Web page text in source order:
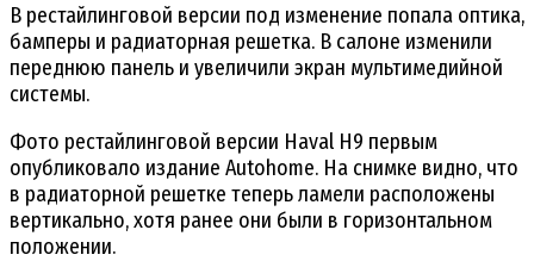
В рестайлинговой версии под изменение попала оптика,
бамперы и радиаторная решетка. В салоне изменили
переднюю панель и увеличили экран мультимедийной
системы.
Фото рестайлинговой версии Haval H9 первым
опубликовало издание Autohome. На снимке видно, что
в радиаторной решетке теперь ламели расположены
вертикально, хотя ранее они были в горизонтальном
положении.